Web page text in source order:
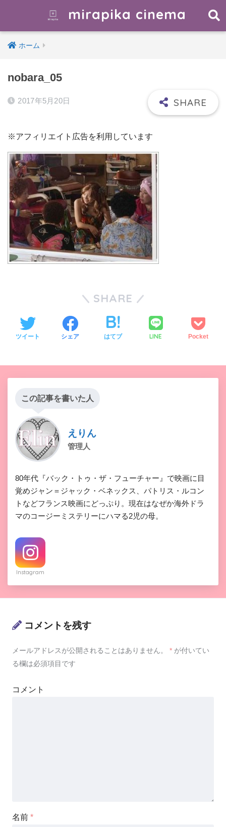
mirapika cinema
ホーム
nobara_05
2017年5月20日
※アフィリエイト広告を利用しています
SHARE
ツイート シェア はてブ LINE Pocket
この記事を書いた人
えりん
管理人
80年代『バック・トゥ・ザ・フューチャー』で映画に目
覚めジャン＝ジャック・ベネックス、パトリス・ルコン
トなどフランス映画にどっぷり。現在はなぜか海外ドラ
マのコージーミステリーにハマる2児の母。
Instagram
コメントを残す
メールアドレスが公開されることはありません。 * が付いてい
る欄は必須項目です
コメント
名前 *